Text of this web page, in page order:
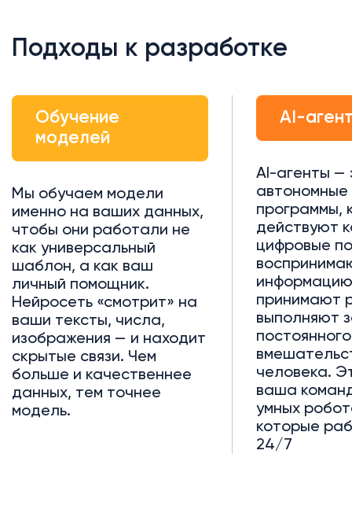
Подходы к разработке
Обучение
моделей
Мы обучаем модели
именно на ваших данных,
чтобы они работали не
как универсальный
шаблон, а как ваш
личный помощник.
Нейросеть «смотрит» на
ваши тексты, числа,
изображения — и находит
скрытые связи. Чем
больше и качественнее
данных, тем точнее
модель.
AI-
AI-агенты —
автономные
программы,
действуют
цифровые
принимают
выполняют
постоянного
человека.
ваша
умных
которые
24/7